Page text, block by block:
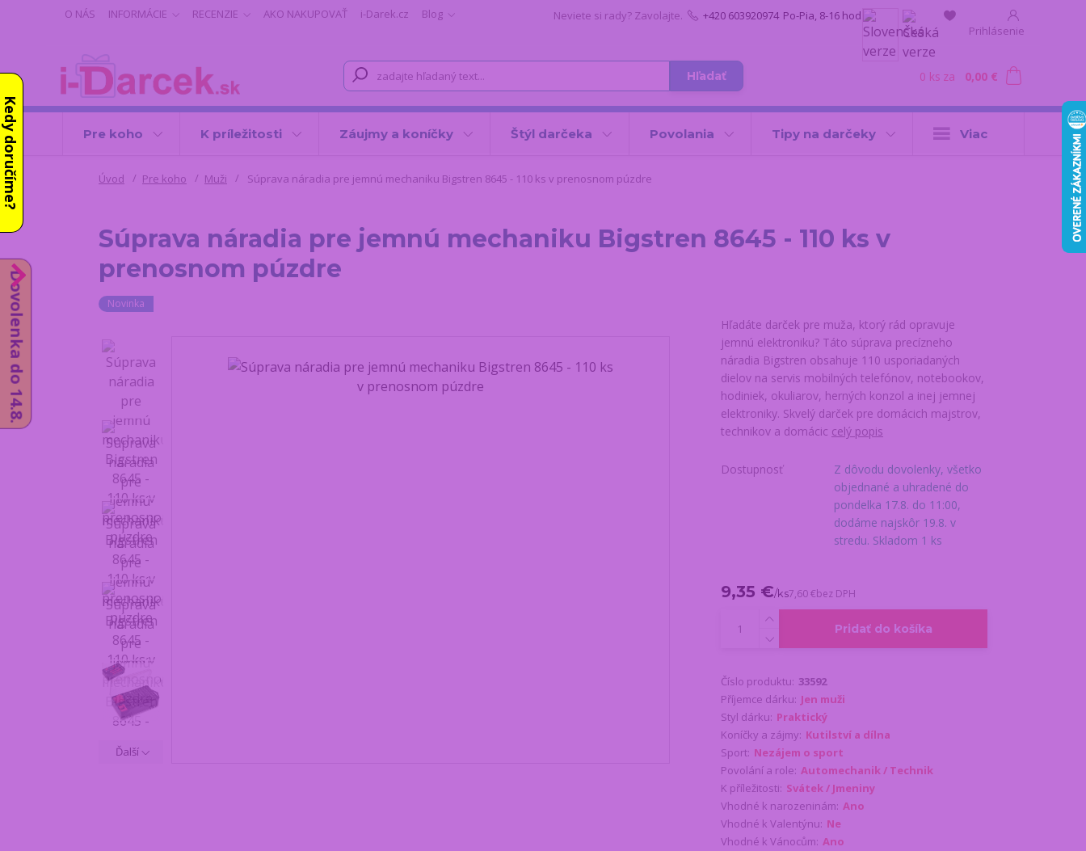
O NÁS INFORMÁCIE RECENZIE AKO NAKUPOVAŤ i-Darek.cz
Blog
Prihlásenie
Hľadať
Neviete si rady? Zavolajte. +420 603920974 Po-Pia, 8-16 hod.
0 ks za 0,00 €
Pre koho K príležitosti Záujmy a koníčky Štýl darčeka Povolania Tipy na darčeky Viac
Úvod Pre koho Muži Súprava náradia pre jemnú mechaniku Bigstren 8645 - 110 ks v prenosnom púzdre
Súprava náradia pre jemnú mechaniku Bigstren 8645 - 110 ks v
prenosnom púzdre
Novinka
Ďalší
Hľadáte darček pre muža, ktorý rád opravuje
jemnú elektroniku? Táto súprava precízneho
náradia Bigstren obsahuje 110 usporiadaných
dielov na servis mobilných telefónov, notebookov,
hodiniek, okuliarov, herných konzol a inej jemnej
elektroniky. Skvelý darček pre domácich majstrov,
technikov a domácic celý popis
Dostupnosť
Z dôvodu dovolenky, všetko
objednané a uhradené do
pondelka 17.8. do 11:00,
dodáme najskôr 19.8. v
stredu. Skladom 1 ks
9,35 €/ks7,60 €bez DPH
Pridať do košíka
Číslo produktu: 33592
Příjemce dárku: Jen muži
Styl dárku: Praktický
Koníčky a zájmy: Kutilství a dílna
Sport: Nezájem o sport
Povolání a role: Automechanik / Technik
K příležitosti: Svátek / Jmeniny
Vhodné k narozeninám: Ano
Vhodné k Valentýnu: Ne
Vhodné k Vánocům: Ano
Dovolenka do 14.8.
Kedy doručíme?